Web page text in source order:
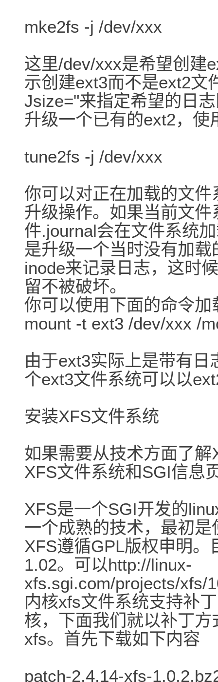
mke2fs -j /dev/xxx
这里/dev/xxx是希望创建
示创建ext3而不是ext2文
Jsize="来指定希望的日
升级一个已有的ext2，使
tune2fs -j /dev/xxx
你可以对正在加载的文
升级操作。如果当前文
件.journal会在文件系统
是升级一个当时没有加
inode来记录日志，这时
留不被破坏。
你可以使用下面的命令
mount -t ext3 /dev/xxx /
由于ext3实际上是带有
个ext3文件系统可以以
安装XFS文件系统
如果需要从技术方面了
XFS文件系统和SGI信息
XFS是一个SGI开发的
一个成熟的技术，最初
XFS遵循GPL版权申明
1.02。可以http://linux-
xfs.sgi.com/projects/xfs/
内核xfs文件系统支持补
核，下面我们就以补丁
xfs。首先下载如下内容
patch-2.4.14-xfs-